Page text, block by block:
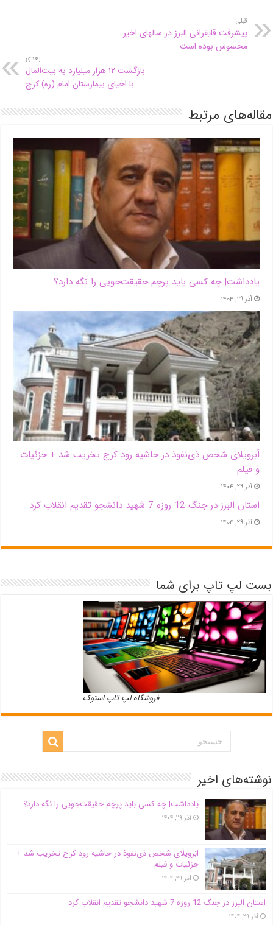
قبلی
پیشرفت قایقرانی البرز در سالهای اخیر
محسوس بوده است
بعدی
بازگشت ۱۲ هزار میلیارد به بیت‌المال
با احیای بیمارستان امام (ره) کرج
مقاله‌های مرتبط
یادداشت| ‌چه کسی باید پرچم حقیقت‌جویی را نگه دارد؟
آذر ۲۹, ۱۴۰۴
اَبَر‌ویلای شخص ذی‌نفوذ در حاشیه‌ رود کرج تخریب شد + جزئیات
و فیلم
آذر ۲۹, ۱۴۰۴
استان البرز در جنگ 12 روزه 7 شهید دانشجو تقدیم انقلاب کرد
آذر ۲۹, ۱۴۰۴
بست لپ تاپ برای شما
فروشگاه لپ تاپ استوک
نوشته‌های اخیر
یادداشت| ‌چه کسی باید پرچم حقیقت‌جویی را نگه دارد؟
آذر ۲۹, ۱۴۰۴
اَبَر‌ویلای شخص ذی‌نفوذ در حاشیه‌ رود کرج تخریب شد +
جزئیات و فیلم
آذر ۲۹, ۱۴۰۴
استان البرز در جنگ 12 روزه 7 شهید دانشجو تقدیم انقلاب کرد
آذر ۲۹, ۱۴۰۴